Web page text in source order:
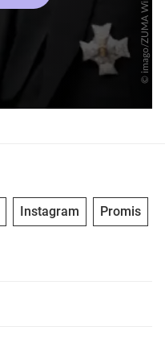
Instagram Promis